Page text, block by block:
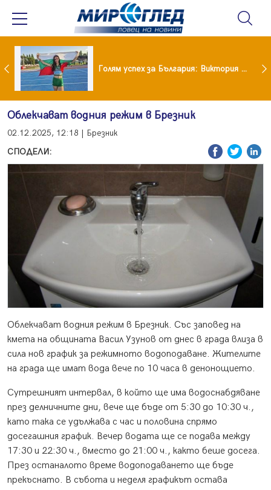
Когато всичко те дразни: тези трикове променят настроението за минути Голям успех за България: Виктория Ангелова грабна световна титла в тройния скок
Облекчават водния режим в Брезник
02.12.2025, 12:18 | Брезник
СПОДЕЛИ:
Облекчават водния режим в Брезник. Със заповед на
кмета на общината Васил Узунов от днес в града влиза в
сила нов график за режимното водоподаване. Жителите
на града ще имат вода вече по 10 часа в денонощието.
Сутрешният интервал, в който ще има водоснабдяване
през делничните дни, вече ще бъде от 5:30 до 10:30 ч.,
като така се удължава с час и половина спрямо
досегашния график. Вечер водата ще се подава между
17:30 и 22:30 ч., вместо до 21:00 ч., както беше досега.
През останалото време водоподаването ще бъде
прекъснато. В събота и неделя графикът остава